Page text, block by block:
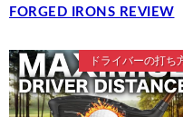
FORGED IRONS REVIEW
ドライバーの打ち